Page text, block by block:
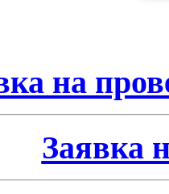
на
Заявка